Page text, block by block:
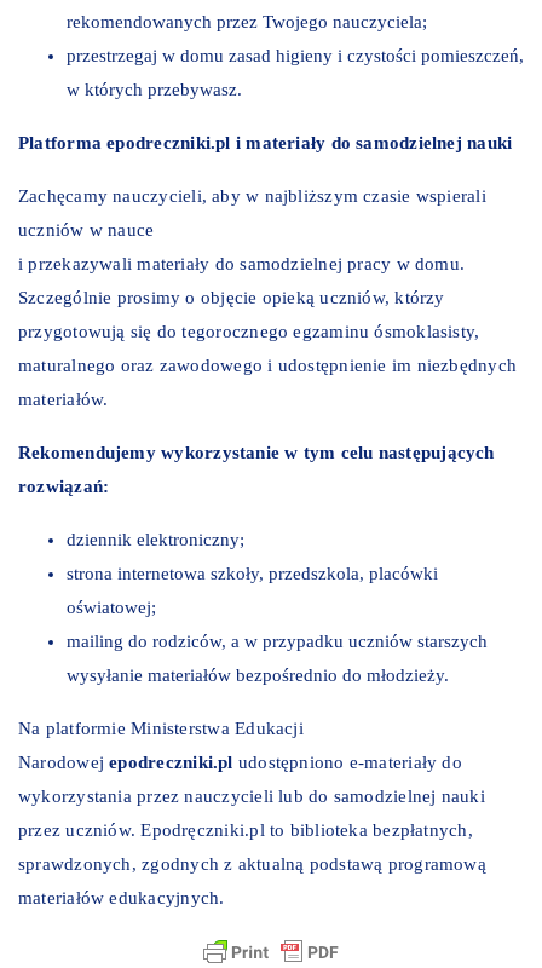
rekomendowanych przez Twojego nauczyciela;
przestrzegaj w domu zasad higieny i czystości pomieszczeń,
w których przebywasz.
Platforma epodreczniki.pl i materiały do samodzielnej nauki
Zachęcamy nauczycieli, aby w najbliższym czasie wspierali
uczniów w nauce
i przekazywali materiały do samodzielnej pracy w domu.
Szczególnie prosimy o objęcie opieką uczniów, którzy
przygotowują się do tegorocznego egzaminu ósmoklasisty,
maturalnego oraz zawodowego i udostępnienie im niezbędnych
materiałów.
Rekomendujemy wykorzystanie w tym celu następujących
rozwiązań:
dziennik elektroniczny;
strona internetowa szkoły, przedszkola, placówki
oświatowej;
mailing do rodziców, a w przypadku uczniów starszych
wysyłanie materiałów bezpośrednio do młodzieży.
Na platformie Ministerstwa Edukacji
Narodowejepodreczniki.pl udostępniono e-materiały do
wykorzystania przez nauczycieli lub do samodzielnej nauki
przez uczniów. Epodręczniki.pl to biblioteka bezpłatnych,
sprawdzonych, zgodnych z aktualną podstawą programową
materiałów edukacyjnych.